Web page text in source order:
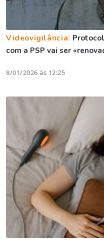
Videovigilância:
com a PSP vai ser
8/01/2026 às 12:25